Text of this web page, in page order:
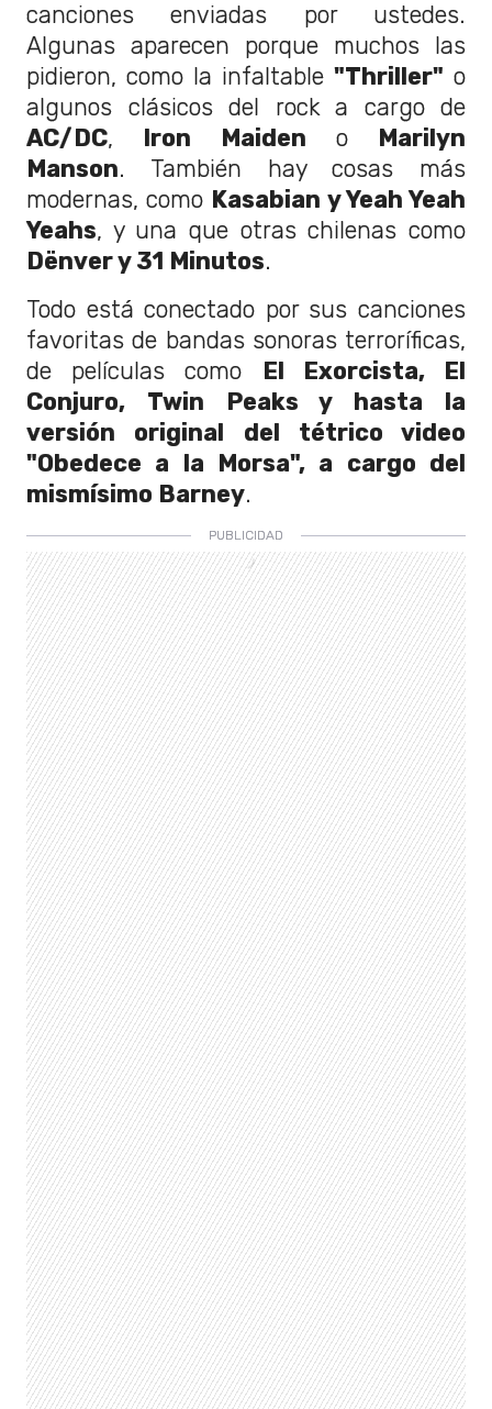
canciones enviadas por ustedes.
Algunas aparecen porque muchos las
pidieron, como la infaltable "Thriller" o
algunos clásicos del rock a cargo de
AC/DC, Iron Maiden o
Marilyn
Manson. También hay cosas más
modernas, como Kasabian y Yeah Yeah
Yeahs, y una que otras chilenas como
Dënver y 31 Minutos.
Todo está conectado por sus canciones
favoritas de bandas sonoras terroríficas,
de películas como
El Exorcista, El
Conjuro, Twin Peaks y hasta la
versión original del tétrico video
"Obedece a la Morsa", a cargo del
mismísimo Barney.